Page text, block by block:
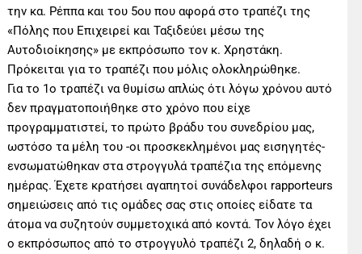
την κα. Ρέππα και του 5ου που αφορά στο τραπέζι της
«Πόλης που Επιχειρεί και Ταξιδεύει μέσω της
Αυτοδιοίκησης» με εκπρόσωπο τον κ. Χρηστάκη.
Πρόκειται για το τραπέζι που μόλις ολοκληρώθηκε.
Για το 1ο τραπέζι να θυμίσω απλώς ότι λόγω χρόνου αυτό
δεν πραγματοποιήθηκε στο χρόνο που είχε
προγραμματιστεί, το πρώτο βράδυ του συνεδρίου μας,
ωστόσο τα μέλη του -οι προσκεκλημένοι μας εισηγητές-
ενσωματώθηκαν στα στρογγυλά τραπέζια της επόμενης
ημέρας. Έχετε κρατήσει αγαπητοί συνάδελφοι rapporteurs
σημειώσεις από τις ομάδες σας στις οποίες είδατε τα
άτομα να συζητούν συμμετοχικά από κοντά. Τον λόγο έχει
ο εκπρόσωπος από το στρογγυλό τραπέζι 2, δηλαδή ο κ.